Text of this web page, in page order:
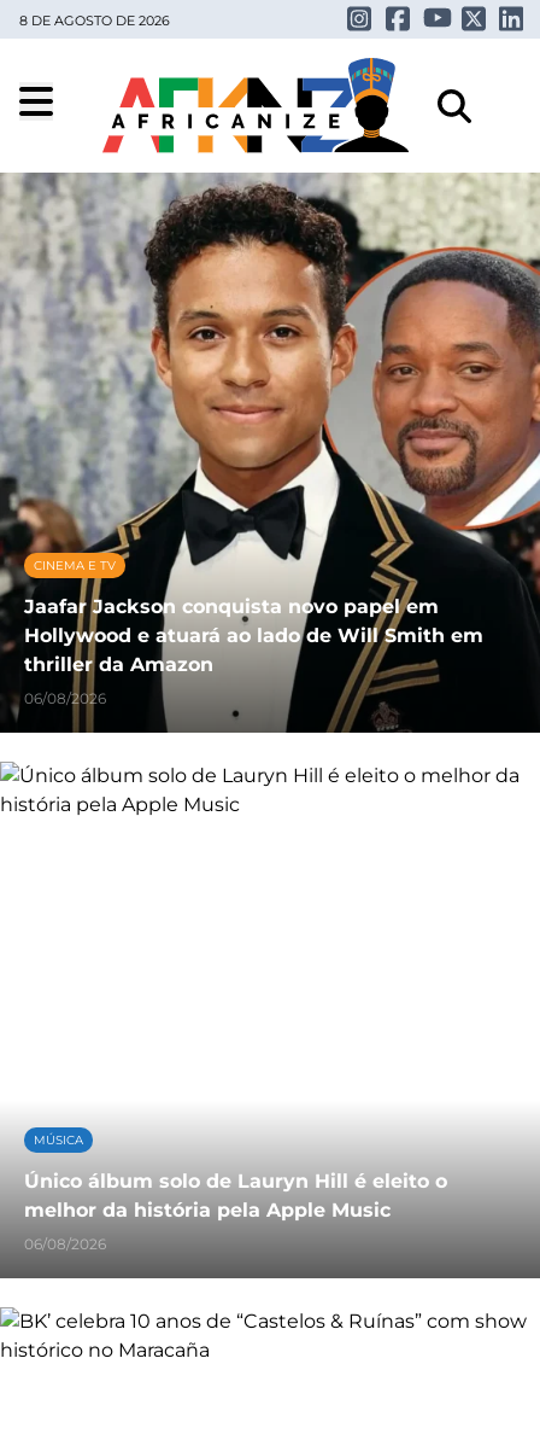
8 DE AGOSTO DE 2026
CINEMA E TV
Jaafar Jackson conquista novo papel em
Hollywood e atuará ao lado de Will Smith em
thriller da Amazon
06/08/2026
MÚSICA
Único álbum solo de Lauryn Hill é eleito o
melhor da história pela Apple Music
06/08/2026